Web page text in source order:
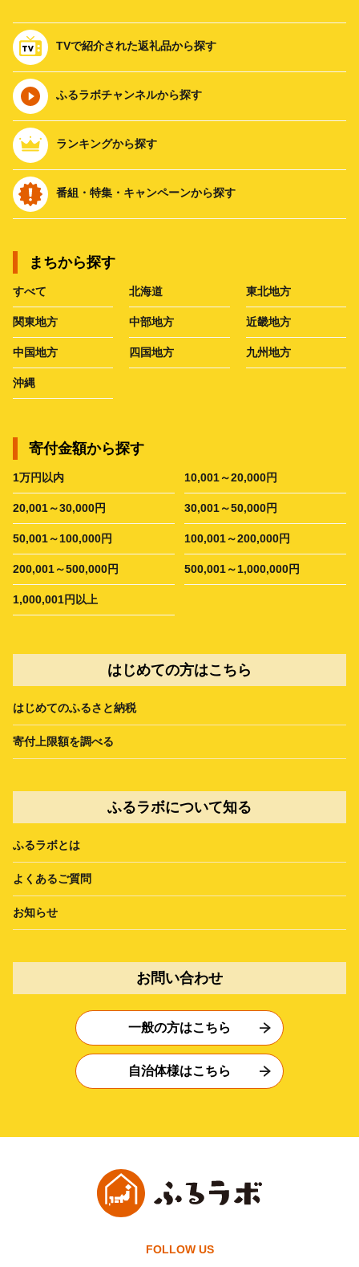
TVで紹介された返礼品から探す
ふるラボチャンネルから探す
ランキングから探す
番組・特集・キャンペーンから探す
まちから探す
すべて 北海道 東北地方
関東地方 中部地方 近畿地方
中国地方 四国地方 九州地方
沖縄
寄付金額から探す
1万円以内 10,001～20,000円
20,001～30,000円 30,001～50,000円
50,001～100,000円 100,001～200,000円
200,001～500,000円 500,001～1,000,000円
1,000,001円以上
はじめての方はこちら
はじめてのふるさと納税
寄付上限額を調べる
ふるラボについて知る
ふるラボとは
よくあるご質問
お知らせ
お問い合わせ
一般の方はこちら
自治体様はこちら
FOLLOW US